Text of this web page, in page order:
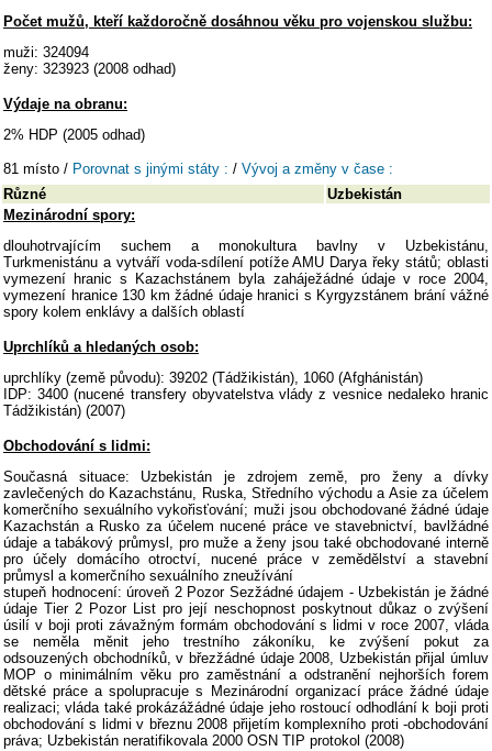
Počet mužů, kteří každoročně dosáhnou věku pro vojenskou službu:
muži: 324094
ženy: 323923 (2008 odhad)
Výdaje na obranu:
2% HDP (2005 odhad)
81 místo / Porovnat s jinými státy : / Vývoj a změny v čase :
Různé
Uzbekistán
Mezinárodní spory:
dlouhotrvajícím suchem a monokultura bavlny v Uzbekistánu,
Turkmenistánu a vytváří voda-sdílení potíže AMU Darya řeky států; oblasti
vymezení hranic s Kazachstánem byla zaháježádné údaje v roce 2004,
vymezení hranice 130 km žádné údaje hranici s Kyrgyzstánem brání vážné
spory kolem enklávy a dalších oblastí
Uprchlíků a hledaných osob:
uprchlíky (země původu): 39202 (Tádžikistán), 1060 (Afghánistán)
IDP: 3400 (nucené transfery obyvatelstva vlády z vesnice nedaleko hranic
Tádžikistán) (2007)
Obchodování s lidmi:
Současná situace: Uzbekistán je zdrojem země, pro ženy a dívky
zavlečených do Kazachstánu, Ruska, Středního východu a Asie za účelem
komerčního sexuálního vykořisťování; muži jsou obchodované žádné údaje
Kazachstán a Rusko za účelem nucené práce ve stavebnictví, bavlžádné
údaje a tabákový průmysl, pro muže a ženy jsou také obchodované interně
pro účely domácího otroctví, nucené práce v zemědělství a stavební
průmysl a komerčního sexuálního zneužívání
stupeň hodnocení: úroveň 2 Pozor Sezžádné údajem - Uzbekistán je žádné
údaje Tier 2 Pozor List pro její neschopnost poskytnout důkaz o zvýšení
úsilí v boji proti závažným formám obchodování s lidmi v roce 2007, vláda
se neměla měnit jeho trestního zákoníku, ke zvýšení pokut za
odsouzených obchodníků, v březžádné údaje 2008, Uzbekistán přijal úmluv
MOP o minimálním věku pro zaměstnání a odstranění nejhorších forem
dětské práce a spolupracuje s Mezinárodní organizací práce žádné údaje
realizaci; vláda také prokázážádné údaje jeho rostoucí odhodlání k boji proti
obchodování s lidmi v březnu 2008 přijetím komplexního proti -obchodování
práva; Uzbekistán neratifikovala 2000 OSN TIP protokol (2008)